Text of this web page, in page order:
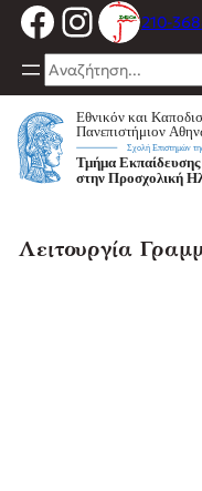
Μετάβαση
στο
περιεχόμενο
Facebook
210-
Search
Λειτουργία